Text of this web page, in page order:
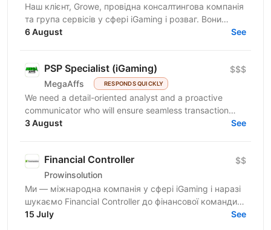
Наш клієнт, Growe, провідна консалтингова компанія
та група сервісів у сфері iGaming і розваг. Вони
створюють стратегії, що працюють, та рішення, які...
6 August See
PSP Specialist (iGaming)
MegaAffs RESPONDS QUICKLY
$$$
We need a detail-oriented analyst and a proactive
communicator who will ensure seamless transaction
flows, optimize conversion rates, and manage...
3 August See
Financial Controller
Prowinsolution
$$
Ми — міжнародна компанія у сфері iGaming і наразі
шукаємо Financial Controller до фінансової команди.
У компанії вже побудовані та описані фінансові...
15 July See